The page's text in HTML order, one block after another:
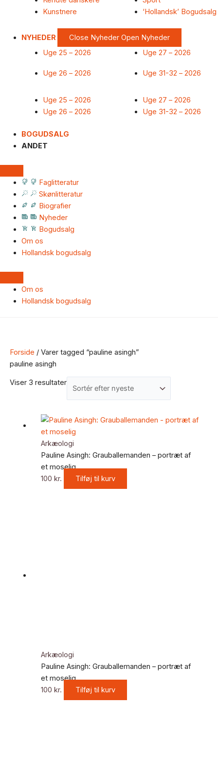
Kunstnere
‘Hollandsk’ Bogudsalg
NYHEDER Close Nyheder Open Nyheder
Uge 25 – 2026
Uge 26 – 2026
Uge 27 – 2026
Uge 31-32 – 2026
Uge 25 – 2026
Uge 26 – 2026
Uge 27 – 2026
Uge 31-32 – 2026
BOGUDSALG
ANDET
Faglitteratur
Skønlitteratur
Biografier
Nyheder
Bogudsalg
Om os
Hollandsk bogudsalg
Om os
Hollandsk bogudsalg
Forside / Varer tagged “pauline asingh”
pauline asingh
Viser 3 resultater
Arkæologi
Pauline Asingh: Grauballemanden – portræt af
et moselig
100 kr. Tilføj til kurv
Arkæologi
Pauline Asingh: Grauballemanden – portræt af
et moselig
100 kr. Tilføj til kurv